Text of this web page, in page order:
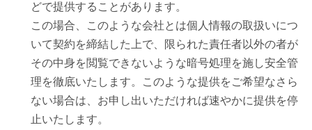
どで提供することがあります。
この場合、このような会社とは個人情報の取扱いにつ
いて契約を締結した上で、限られた責任者以外の者が
その中身を閲覧できないような暗号処理を施し安全管
理を徹底いたします。このような提供をご希望なさら
ない場合は、お申し出いただければ速やかに提供を停
止いたします。